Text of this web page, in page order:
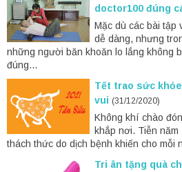
doctor100 đúng
Mặc dù các bài tập
dễ dàng, nhưng
những người băn khoăn lo lắng không
đúng...
Tết trao sức
vui (31/12/2020)
Không khí chào
khắp nơi. Tiễn
thách thức do dịch bệnh khiến cho mỗi
Tri ân tặng quà